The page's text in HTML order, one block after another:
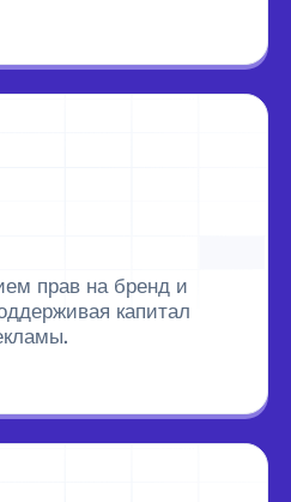
прав на бренд и
капитал